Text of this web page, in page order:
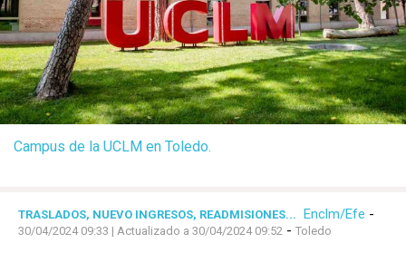
Campus de la UCLM en Toledo.
TRASLADOS, NUEVO INGRESOS, READMISIONES... Enclm/Efe -
30/04/2024 09:33 | Actualizado a 30/04/2024 09:52 - Toledo